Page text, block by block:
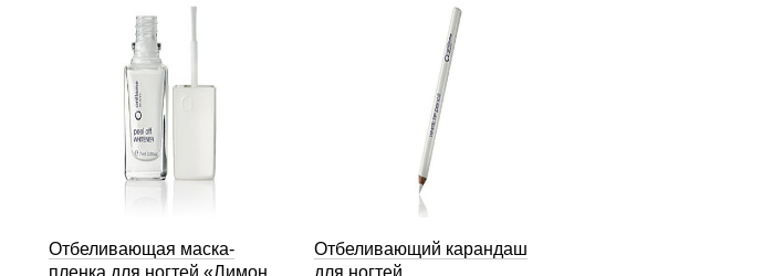
Отбеливающая маска-
пленка для ногтей «Лимон
Отбеливающий карандаш
для ногтей